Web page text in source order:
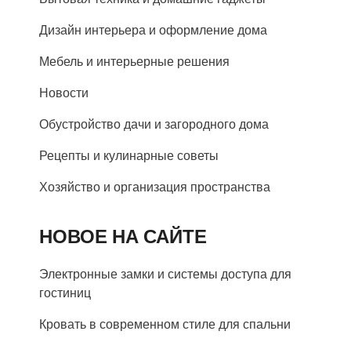
Дизайн интерьера и оформление дома
Мебель и интерьерные решения
Новости
Обустройство дачи и загородного дома
Рецепты и кулинарные советы
Хозяйство и организация пространства
НОВОЕ НА САЙТЕ
Электронные замки и системы доступа для
гостиниц
Кровать в современном стиле для спальни